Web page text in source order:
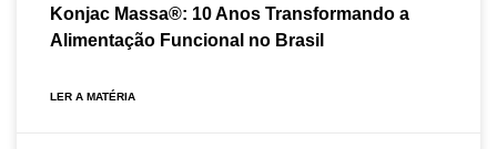
Konjac Massa®: 10 Anos Transformando a
Alimentação Funcional no Brasil
LER A MATÉRIA